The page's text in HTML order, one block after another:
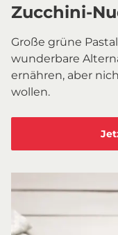
Zucchini-
Große grüne
wunderbare
ernähren, aber
wollen.